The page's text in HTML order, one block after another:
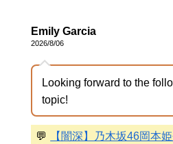
Emily Garcia
2026/8/06
Looking forward to the
topic!
💬
【闇深】乃木坂46岡本